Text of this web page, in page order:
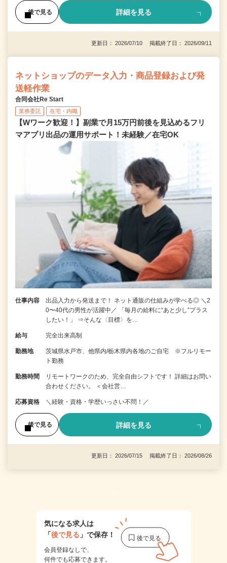
後で見る 詳細を見る
更新日： 2026/07/10 掲載終了日： 2026/09/11
ネットショップのデータ入力・商品登録および発
送軽作業
合同会社Re Start
業務委託 在宅・内職
【Wワーク歓迎！】副業で月15万円前後を見込めるフリ
マアプリ出品の運用サポート！未経験／在宅OK
仕事内容
出品入力から発送まで！ ネット通販の仕組みが学べる◎ ＼2
0〜40代の男性が活躍中／ 「毎月の給料に“あと少し”プラス
したい！」 ⇒そんな〈目標〉を…
給与 完全出来高制
勤務地
茨城県水戸市、他県内/栃木県内各地のご自宅 ※フルリモー
ト勤務
勤務時間
リモートワークのため、完全自由シフトです！ 詳細はお問い
合わせください。 ＜会社営…
応募資格 ＼経験・資格・学歴いっさい不問！／
後で見る 詳細を見る
更新日： 2026/07/15 掲載終了日： 2026/08/26
1
気になる求人は
「後で見る 」で保存！
会員登録なしで、
何件でも応募できます。